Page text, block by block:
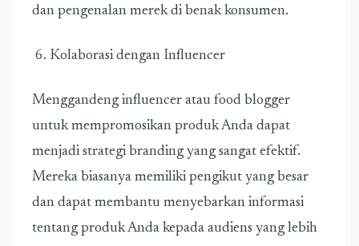
dan pengenalan merek di benak konsumen.
6. Kolaborasi dengan Influencer
Menggandeng influencer atau food blogger
untuk mempromosikan produk Anda dapat
menjadi strategi branding yang sangat efektif.
Mereka biasanya memiliki pengikut yang besar
dan dapat membantu menyebarkan informasi
tentang produk Anda kepada audiens yang lebih